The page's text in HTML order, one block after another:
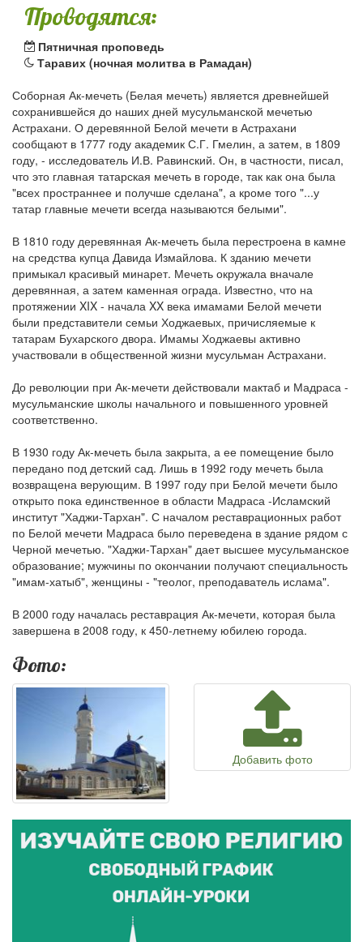
Проводятся:
Пятничная проповедь
Таравих (ночная молитва в Рамадан)
Соборная Ак-мечеть (Белая мечеть) является древнейшей
сохранившейся до наших дней мусульманской мечетью
Астрахани. О деревянной Белой мечети в Астрахани
сообщают в 1777 году академик С.Г. Гмелин, а затем, в 1809
году, - исследователь И.В. Равинский. Он, в частности, писал,
что это главная татарская мечеть в городе, так как она была
"всех пространнее и получше сделана", а кроме того "...у
татар главные мечети всегда называются белыми".
В 1810 году деревянная Ак-мечеть была перестроена в камне
на средства купца Давида Измайлова. К зданию мечети
примыкал красивый минарет. Мечеть окружала вначале
деревянная, а затем каменная ограда. Известно, что на
протяжении XIX - начала XX века имамами Белой мечети
были представители семьи Ходжаевых, причисляемые к
татарам Бухарского двора. Имамы Ходжаевы активно
участвовали в общественной жизни мусульман Астрахани.
До революции при Ак-мечети действовали мактаб и Мадраса -
мусульманские школы начального и повышенного уровней
соответственно.
В 1930 году Ак-мечеть была закрыта, а ее помещение было
передано под детский сад. Лишь в 1992 году мечеть была
возвращена верующим. В 1997 году при Белой мечети было
открыто пока единственное в области Мадраса -Исламский
институт "Хаджи-Тархан". С началом реставрационных работ
по Белой мечети Мадраса было переведена в здание рядом с
Черной мечетью. "Хаджи-Тархан" дает высшее мусульманское
образование; мужчины по окончании получают специальность
"имам-хатыб", женщины - "теолог, преподаватель ислама".
В 2000 году началась реставрация Ак-мечети, которая была
завершена в 2008 году, к 450-летнему юбилею города.
Фото:
Добавить фото